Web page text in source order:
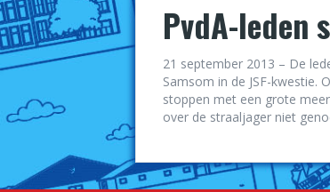
PvdA-leden
21 september 2013 – De
Samsom in de JSF-kwestie.
stoppen met een grote
over de straaljager niet